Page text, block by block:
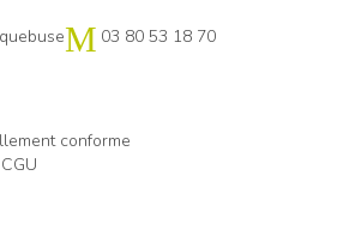
03 80 53 18 70
conforme